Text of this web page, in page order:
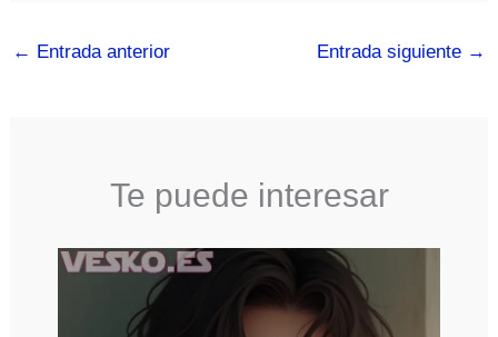
← Entrada anterior Entrada siguiente →
Te puede interesar